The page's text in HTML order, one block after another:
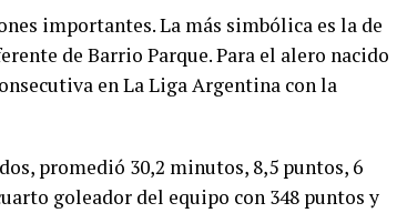
importantes. La más simbólica es la de
de Barrio Parque. Para el alero nacido
en La Liga Argentina con la
promedió 30,2 minutos, 8,5 puntos, 6
goleador del equipo con 348 puntos y